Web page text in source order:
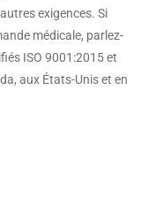
exigences. Si
médicale, parlez-
ISO 9001:2015 et
aux États-Unis et en